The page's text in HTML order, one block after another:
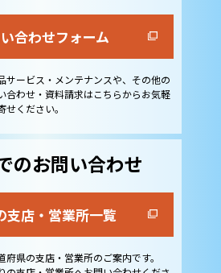
合わせフォーム
サービス・メンテナンスや、その他の
合わせ・資料請求はこちらからお気軽
せください。
のお問い合わせ
支店・営業所一覧
府県の支店・営業所のご案内です。